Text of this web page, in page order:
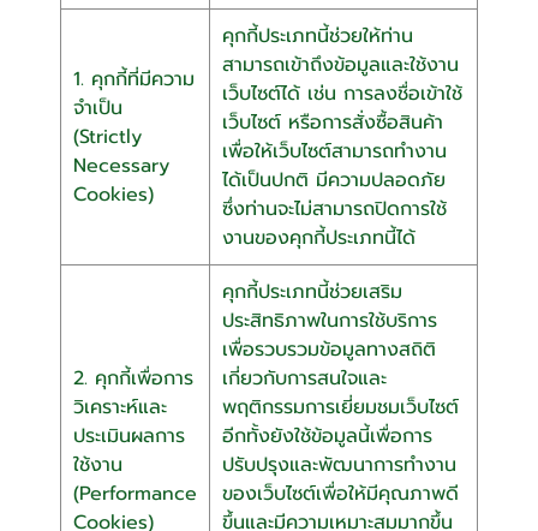
1. คุกกี้ที่มีความ
จำเป็น
(Strictly
Necessary
Cookies)
คุกกี้ประเภทนี้ช่วยให้ท่าน
สามารถเข้าถึงข้อมูลและใช้งาน
เว็บไซต์ได้ เช่น การลงชื่อเข้าใช้
เว็บไซต์ หรือการสั่งซื้อสินค้า
เพื่อให้เว็บไซต์สามารถทำงาน
ได้เป็นปกติ มีความปลอดภัย
ซึ่งท่านจะไม่สามารถปิดการใช้
งานของคุกกี้ประเภทนี้ได้
2. คุกกี้เพื่อการ
วิเคราะห์และ
ประเมินผลการ
ใช้งาน
(Performance
Cookies)
คุกกี้ประเภทนี้ช่วยเสริม
ประสิทธิภาพในการใช้บริการ
เพื่อรวบรวมข้อมูลทางสถิติ
เกี่ยวกับการสนใจและ
พฤติกรรมการเยี่ยมชมเว็บไซต์
อีกทั้งยังใช้ข้อมูลนี้เพื่อการ
ปรับปรุงและพัฒนาการทำงาน
ของเว็บไซต์เพื่อให้มีคุณภาพดี
ขึ้นและมีความเหมาะสมมากขึ้น